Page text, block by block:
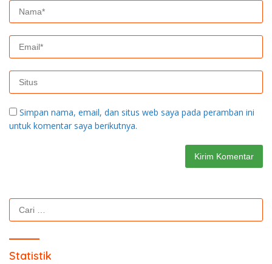
Simpan nama, email, dan situs web saya pada peramban ini
untuk komentar saya berikutnya.
Cari
untuk:
Statistik